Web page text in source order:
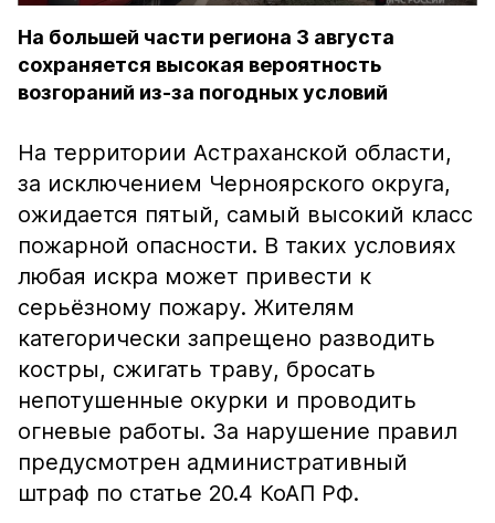
На большей части региона 3 августа
сохраняется высокая вероятность
возгораний из-за погодных условий
На территории Астраханской области,
за исключением Черноярского округа,
ожидается пятый, самый высокий класс
пожарной опасности. В таких условиях
любая искра может привести к
серьёзному пожару. Жителям
категорически запрещено разводить
костры, сжигать траву, бросать
непотушенные окурки и проводить
огневые работы. За нарушение правил
предусмотрен административный
штраф по статье 20.4 КоАП РФ.